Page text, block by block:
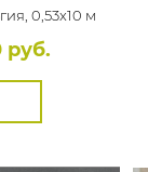
0,53x10 м
руб.